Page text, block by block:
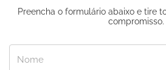
Preencha o formulário abaixo e tire
compromisso.